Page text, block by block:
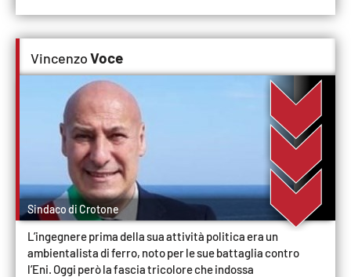
APP
Android
VincenzoVoce
Sindaco di Crotone
L’ingegnere prima della sua attività politica era un
ambientalista di ferro, noto per le sue battaglia contro
l’Eni. Oggi però la fascia tricolore che indossa